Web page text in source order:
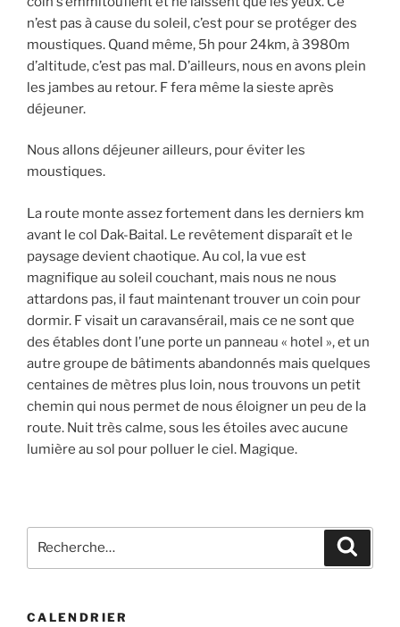
n’est pas à cause du soleil, c’est pour se protéger des
moustiques. Quand même, 5h pour 24km, à 3980m
d’altitude, c’est pas mal. D’ailleurs, nous en avons plein
les jambes au retour. F fera même la sieste après
déjeuner.
Nous allons déjeuner ailleurs, pour éviter les
moustiques.
La route monte assez fortement dans les derniers km
avant le col Dak-Baital. Le revêtement disparaît et le
paysage devient chaotique. Au col, la vue est
magnifique au soleil couchant, mais nous ne nous
attardons pas, il faut maintenant trouver un coin pour
dormir. F visait un caravansérail, mais ce ne sont que
des étables dont l’une porte un panneau « hotel », et un
autre groupe de bâtiments abandonnés mais quelques
centaines de mètres plus loin, nous trouvons un petit
chemin qui nous permet de nous éloigner un peu de la
route. Nuit très calme, sous les étoiles avec aucune
lumière au sol pour polluer le ciel. Magique.
pour
CALENDRIER